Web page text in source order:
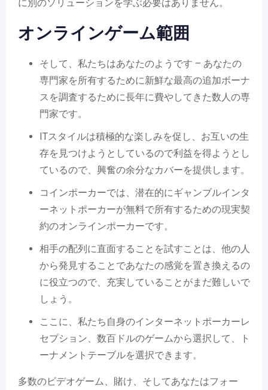
に別のソリューションを学ぶ必要はありません。
オンラインゲーム範囲
そして、私たちはあなたのようです – あなたの
専門家を所有するために新鮮な最高の追加ボーナ
スを調査するために長年に費やしてきた数人の専
門家です。
ITスタイルは積極的な楽しみを促し、お互いの生
存を見つけようとしているので利益を得ようとし
ているので、興奮の余分なカバーを提供します。
コインポーカーでは、潜在的にギャンブルインタ
ーネットポーカーが無料で所有するための現実契
約のオンラインポーカーです。
相手の配列に直面することを試すことは、他の人
から発見することであなたの感覚を置き換えるの
に役立つので、充実していることがまだ難しいで
しょう。
ここに、私たち自身のインターネットポーカーレ
セプション、数百ドルのゲームから選択して、ト
ーナメントテーブルを選択できます。
多数のビデオゲーム、賭け、そしてあなたはフォー